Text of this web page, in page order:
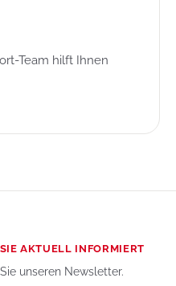
Team hilft Ihnen
AKTUELL INFORMIERT
unseren Newsletter.